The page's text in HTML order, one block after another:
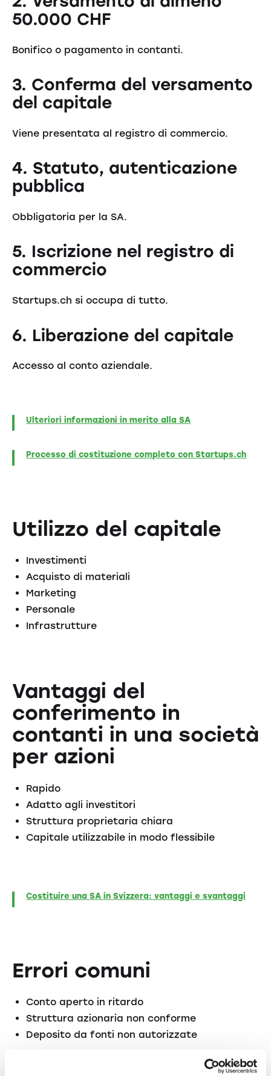
50.000 CHF
Bonifico o pagamento in contanti.
3. Conferma del versamento
del capitale
Viene presentata al registro di commercio.
4. Statuto, autenticazione
pubblica
Obbligatoria per la SA.
5. Iscrizione nel registro di
commercio
Startups.ch si occupa di tutto.
6. Liberazione del capitale
Accesso al conto aziendale.
Ulteriori informazioni in merito alla SA
Processo di costituzione completo con Startups.ch
Utilizzo del capitale
Investimenti
Acquisto di materiali
Marketing
Personale
Infrastrutture
Vantaggi del
conferimento in
contanti in una società
per azioni
Rapido
Adatto agli investitori
Struttura proprietaria chiara
Capitale utilizzabile in modo flessibile
Costituire una SA in Svizzera: vantaggi e svantaggi
Errori comuni
Conto aperto in ritardo
Struttura azionaria non conforme
Deposito da fonti non autorizzate